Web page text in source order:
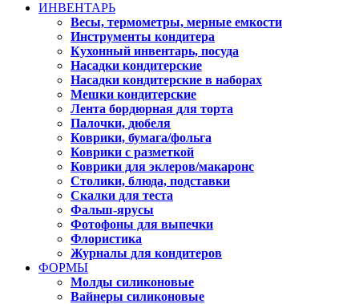
ИНВЕНТАРЬ
Весы, термометры, мерные емкости
Инструменты кондитера
Кухонный инвентарь, посуда
Насадки кондитерские
Насадки кондитерские в наборах
Мешки кондитерские
Лента бордюрная для торта
Палочки, дюбеля
Коврики, бумага/фольга
Коврики с разметкой
Коврики для эклеров/макаронс
Столики, блюда, подставки
Скалки для теста
Фальш-ярусы
Фотофоны для выпечки
Флористика
Журналы для кондитеров
ФОРМЫ
Молды силиконовые
Вайнеры силиконовые